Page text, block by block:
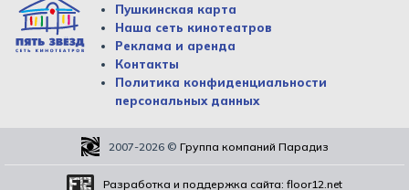
Пушкинская карта
Наша сеть кинотеатров
Реклама и аренда
Контакты
Политика конфиденциальности
персональных данных
2007-2026 © Группа компаний Парадиз
Разработка и поддержка сайта: floor12.net